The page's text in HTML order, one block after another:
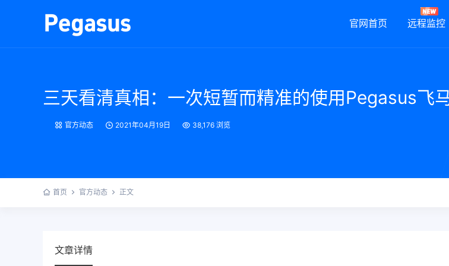
官网首页 远程监控
三天看清真相：一次短暂而精准的使用Pegasus飞
官方动态 2021年04月19日 38,176 浏览
首页 官方动态 正文
文章详情